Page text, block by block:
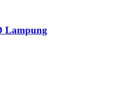
Lampung